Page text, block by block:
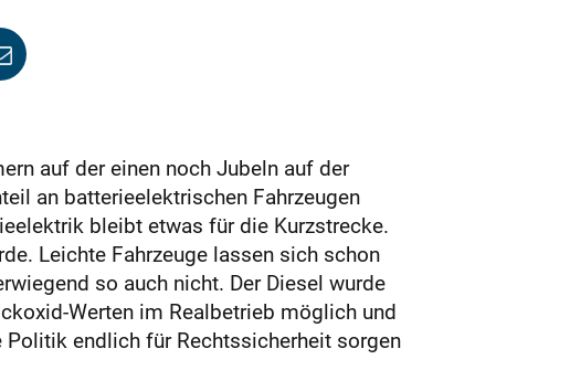
auf der einen noch Jubeln auf der
an batterieelektrischen Fahrzeugen
bleibt etwas für die Kurzstrecke.
Leichte Fahrzeuge lassen sich schon
so auch nicht. Der Diesel wurde
Werten im Realbetrieb möglich und
Politik endlich für Rechtssicherheit sorgen